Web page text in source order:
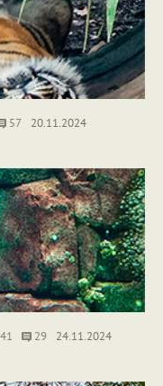
57 20.11.2024
29 24.11.2024